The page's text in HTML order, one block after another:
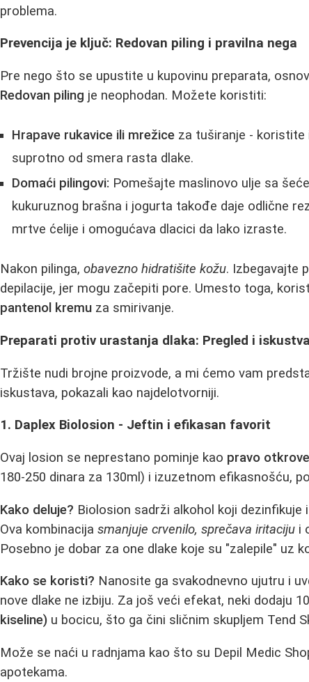
problema.
Prevencija je ključ: Redovan piling i pravilna nega
Pre nego što se upustite u kupovinu preparata,
Redovan piling je neophodan. Možete koristiti:
Hrapave rukavice ili mrežice za tuširanje - koristite
suprotno od smera rasta dlake.
Domaći pilingovi: Pomešajte maslinovo ulje sa
kukuruznog brašna i jogurta takođe daje odlične
mrtve ćelije i omogućava dlacici da lako izraste.
Nakon pilinga,obavezno hidratišite kožu. Izbegavajte
depilacije, jer mogu začepiti pore. Umesto toga,
pantenol kremu za smirivanje.
Preparati protiv urastanja dlaka: Pregled i iskustva
Tržište nudi brojne proizvode, a mi ćemo vam
iskustava, pokazali kao najdelotvorniji.
1. Daplex Biolosion - Jeftin i efikasan favorit
Ovaj losion se neprestano pominje kao pravo
180-250 dinara za 130ml) i izuzetnom efikasnošću,
Kako deluje? Biolosion sadrži alkohol koji
Ova kombinacijasmanjuje crvenilo, sprečava iritaciju i
Posebno je dobar za one dlake koje su "zalepile" uz
Kako se koristi? Nanosite ga svakodnevno ujutru i
nove dlake ne izbiju. Za još veći efekat, neki dodaju
kiseline) u bocicu, što ga čini sličnim skupljem Tend
Može se naći u radnjama kao što su Depil Medic
apotekama.